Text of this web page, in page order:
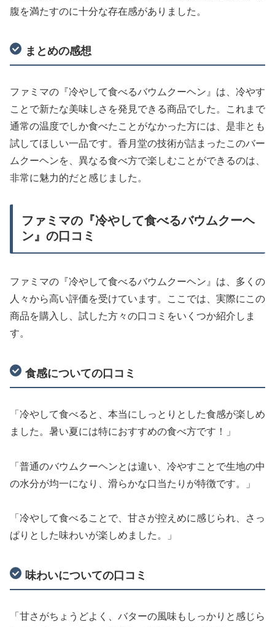
腹を満たすのに十分な存在感がありました。
まとめの感想
ファミマの『冷やして食べるバウムクーヘン』は、冷やす
ことで新たな美味しさを発見できる商品でした。これまで
通常の温度でしか食べたことがなかった方には、是非とも
試してほしい一品です。香月堂の技術が詰まったこのバー
ムクーヘンを、異なる食べ方で楽しむことができるのは、
非常に魅力的だと感じました。
ファミマの『冷やして食べるバウムクーヘ
ン』の口コミ
ファミマの『冷やして食べるバウムクーヘン』は、多くの
人々から高い評価を受けています。ここでは、実際にこの
商品を購入し、試した方々の口コミをいくつか紹介しま
す。
食感についての口コミ
「冷やして食べると、本当にしっとりとした食感が楽しめ
ました。暑い夏には特におすすめの食べ方です！」
「普通のバウムクーヘンとは違い、冷やすことで生地の中
の水分が均一になり、滑らかな口当たりが特徴です。」
「冷やして食べることで、甘さが控えめに感じられ、さっ
ぱりとした味わいが楽しめました。」
味わいについての口コミ
「甘さがちょうどよく、バターの風味もしっかりと感じら